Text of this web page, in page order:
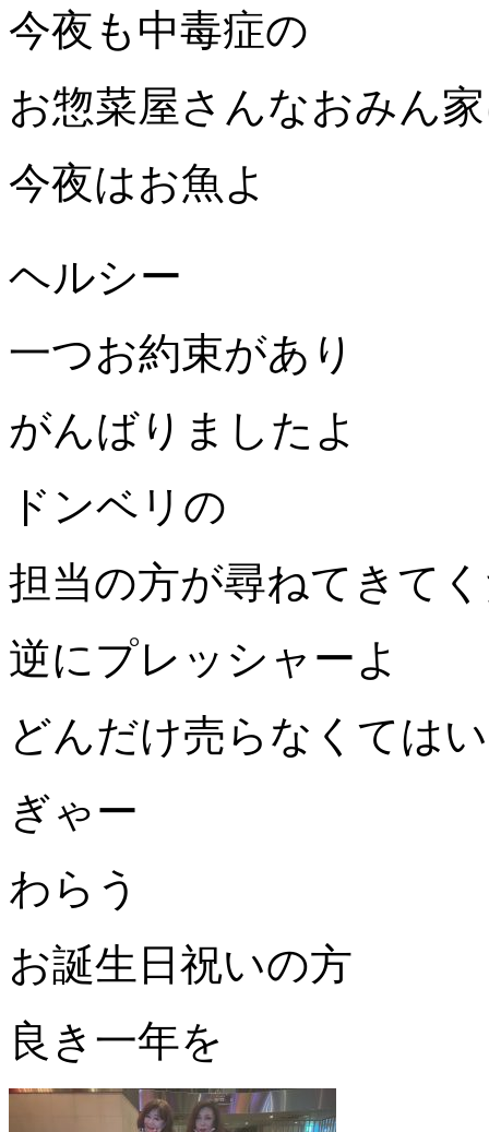
今夜も中毒症の
お惣菜屋さんなおみん
今夜はお魚よ
ヘルシー
一つお約束があり
がんばりましたよ
ドンベリの
担当の方が尋ねてきて
逆にプレッシャーよ
どんだけ売らなくては
ぎゃー
わらう
お誕生日祝いの方
良き一年を